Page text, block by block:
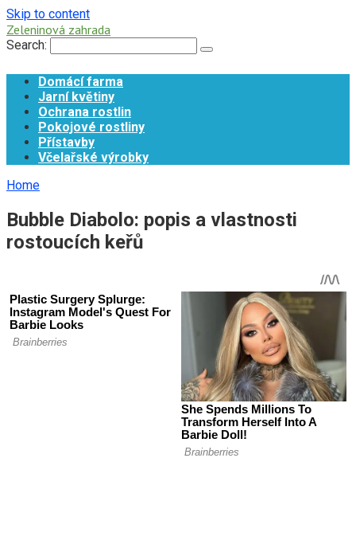
Skip to content
Zeleninová zahrada
Search:
Domácí farma
Jarní květiny
Ochrana rostlin
Pokojové rostliny
Přístavby
Včelařské výrobky
Home
Bubble Diabolo: popis a vlastnosti
rostoucích keřů